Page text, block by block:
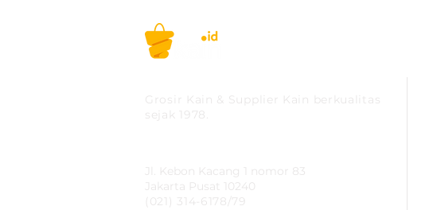
Grosir Kain & Supplier Kain berkualitas
sejak 1978.
Jl. Kebon Kacang 1 nomor 83
Jakarta Pusat 10240
(021) 314-6178/79